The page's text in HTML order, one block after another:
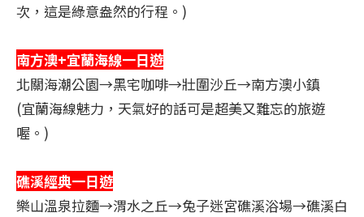
次，這是綠意盎然的行程。)
南方澳+宜蘭海線一日遊
北關海潮公園→黑宅咖啡→壯圍沙丘→南方澳小鎮
(宜蘭海線魅力，天氣好的話可是超美又難忘的旅遊
喔。)
礁溪經典一日遊
樂山溫泉拉麵→渭水之丘→兔子迷宮礁溪浴場​→礁溪白